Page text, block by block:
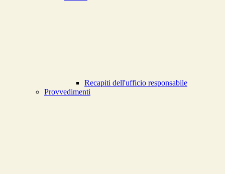
Recapiti dell'ufficio responsabile
Provvedimenti